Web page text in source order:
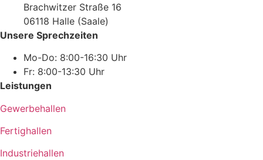
Brachwitzer Straße 16
06118 Halle (Saale)
Unsere Sprechzeiten
Mo-Do: 8:00-16:30 Uhr
Fr: 8:00-13:30 Uhr
Leistungen
Gewerbehallen
Fertighallen
Industriehallen